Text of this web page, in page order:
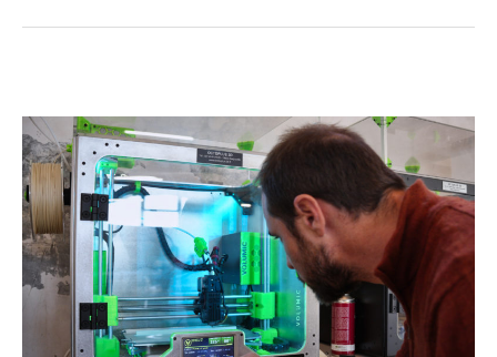
Modélisation
(Fusion
360)
&
Impression
3D